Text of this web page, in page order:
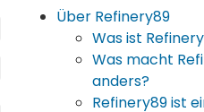
Über Refinery89
Was ist
Was macht
anders?
Refinery89 ist